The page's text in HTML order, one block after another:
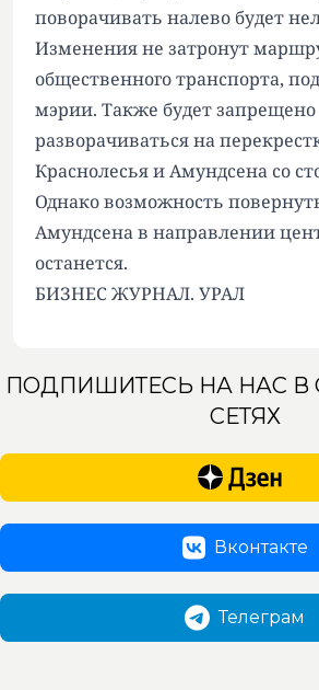
поворачивать налево будет
Изменения не затронут
общественного транспорта,
мэрии. Также будет запрещено
разворачиваться на
Краснолесья и Амундсена со
Однако возможность
Амундсена в направлении
останется.
БИЗНЕС ЖУРНАЛ. УРАЛ
ПОДПИШИТЕСЬ НА НАС
СЕТЯХ
Вконтакте
Телеграм